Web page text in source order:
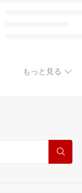
もっと見る